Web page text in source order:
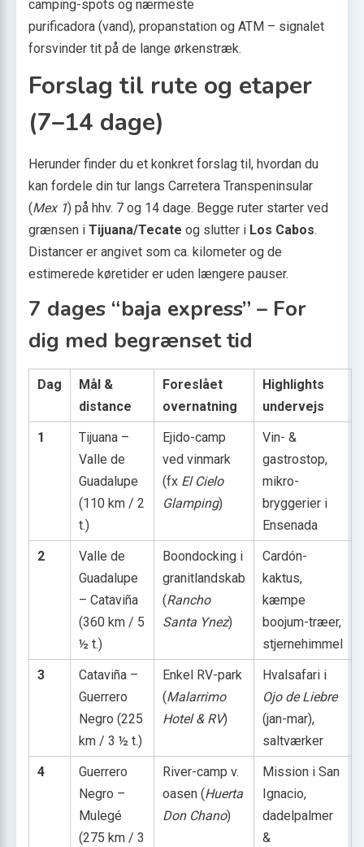
camping-spots og nærmeste
purificadora (vand), propan­station og ATM – signalet
forsvinder tit på de lange ørkenstræk.
Forslag til rute og etaper
(7–14 dage)
Herunder finder du et konkret forslag til, hvordan du
kan fordele din tur langs Carretera Transpeninsular
(Mex 1) på hhv. 7 og 14 dage. Begge ruter starter ved
grænsen i Tijuana/Tecate og slutter i Los Cabos.
Distancer er angivet som ca. kilometer og de
estimerede køretider er uden længere pauser.
7 dages “baja express” – For
dig med begrænset tid
Dag
Mål &
distance
Foreslået
overnatning
Highlights
undervejs
1
Tijuana –
Valle de
Guadalupe
(110 km / 2
t.)
Ejido-camp
ved vinmark
(fx El Cielo
Glamping)
Vin- &
gastrostop,
mikro-
bryggerier i
Ensenada
2
Valle de
Guadalupe
– Cataviña
(360 km / 5
½ t.)
Boondocking i
granitlandskab
(Rancho
Santa Ynez)
Cardón-
kaktus,
kæmpe
boojum-træer,
stjernehimmel
3
Cataviña –
Guerrero
Negro (225
km / 3 ½ t.)
Enkel RV-park
(Malarrimo
Hotel & RV)
Hvalsafari i
Ojo de Liebre
(jan-mar),
saltværker
4
Guerrero
Negro –
Mulegé
(275 km / 3
River-camp v.
oasen (Huerta
Don Chano)
Mission i San
Ignacio,
dadelpalmer
&